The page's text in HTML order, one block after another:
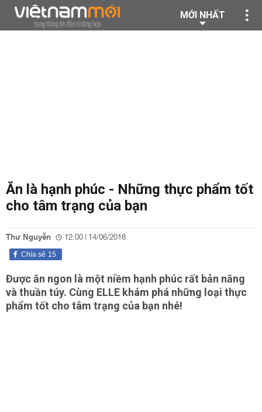
MỚI NHẤT
Ăn là hạnh phúc - Những thực phẩm tốt
cho tâm trạng của bạn
Thư Nguyễn 12:00 | 14/06/2018
15
Chia sẻ
Được ăn ngon là một niềm hạnh phúc rất bản năng
và thuần túy. Cùng ELLE khám phá những loại thực
phẩm tốt cho tâm trạng của bạn nhé!